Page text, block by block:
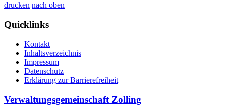
drucken nach oben
Quicklinks
Kontakt
Inhaltsverzeichnis
Impressum
Datenschutz
Erklärung zur Barrierefreiheit
Verwaltungsgemeinschaft Zolling